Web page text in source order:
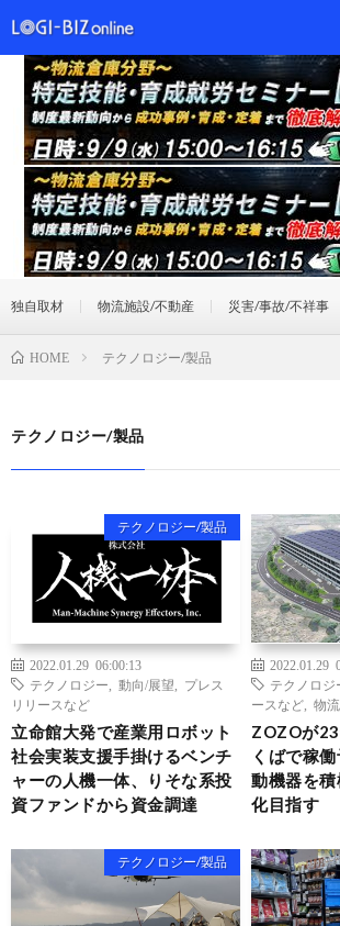
独自取材 物流施設/不動産 災害/事故/不祥事
HOME テクノロジー/製品
テクノロジー/製品
テクノロジー/製品
2022.01.29 06:00:13
テクノロジー
動向/展望
プレス
リリースなど
立命館大発で産業用ロボット
社会実装支援手掛けるベンチ
ャーの人機一体、りそな系投
資ファンドから資金調達
2022.01.29
テクノロジ
ースなど
物
ZOZOが
くばで稼
動機器を積
化目指す
テクノロジー/製品